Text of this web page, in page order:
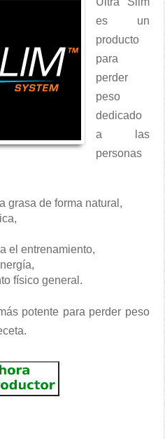
es un
producto
para
perder
peso
dedicado
a las
personas
grasa de forma natural,
el entrenamiento,
físico general.
potente para perder peso